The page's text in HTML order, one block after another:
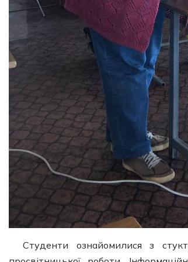
Студенти ознайомилися з